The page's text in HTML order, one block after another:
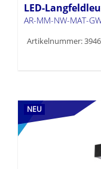
LED-
AR-MM-NW-MAT-
Artikelnummer:
NEU